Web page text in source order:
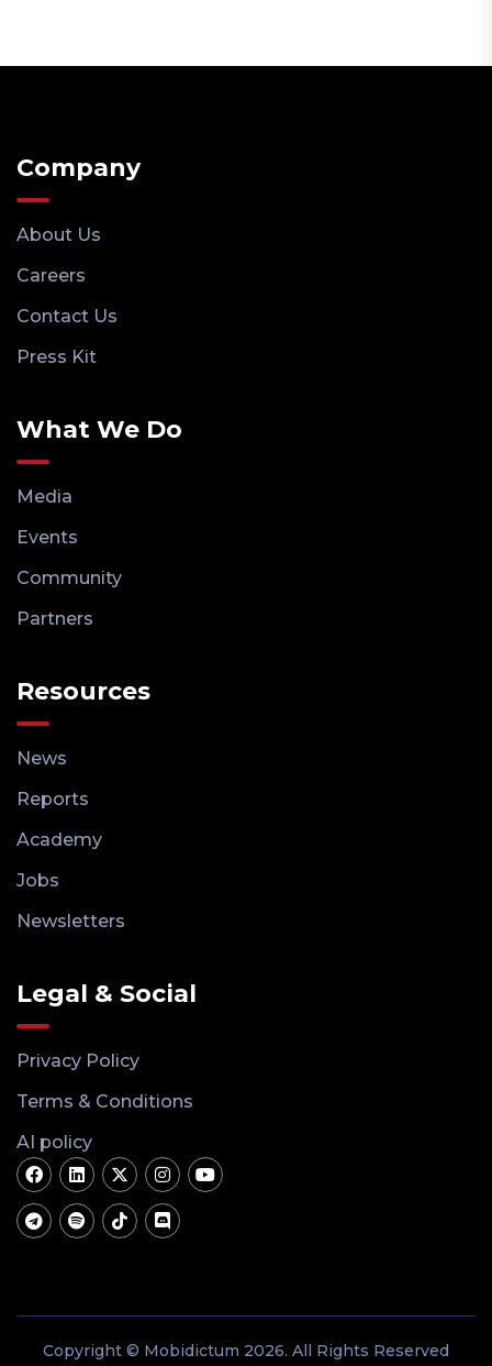
Company
About Us
Careers
Contact Us
Press Kit
What We Do
Media
Events
Community
Partners
Resources
News
Reports
Academy
Jobs
Newsletters
Legal & Social
Privacy Policy
Terms & Conditions
AI policy
Copyright © Mobidictum 2026. All Rights Reserved